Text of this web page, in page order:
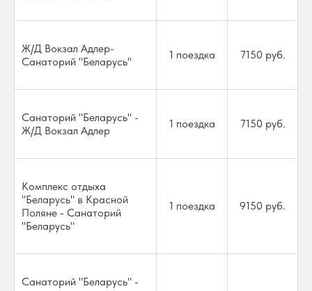
Ж/Д Вокзал Адлер-
Санаторий "Беларусь"
1 поездка 7150 руб.
Санаторий "Беларусь" -
Ж/Д Вокзал Адлер
1 поездка 7150 руб.
Комплекс отдыха
"Беларусь" в Красной
Поляне - Санаторий
"Беларусь"
1 поездка 9150 руб.
Санаторий "Беларусь" -